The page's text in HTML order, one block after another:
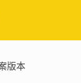
版本